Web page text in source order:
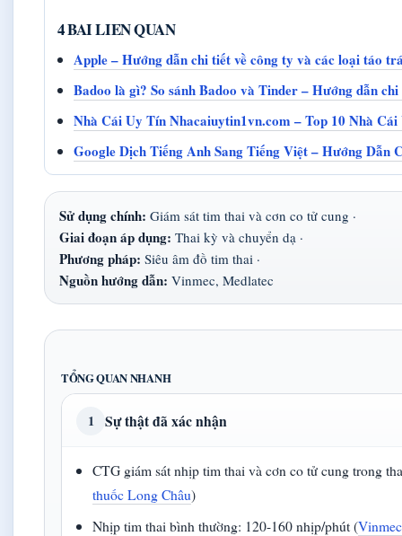
4 BAI LIEN QUAN
Apple – Hướng dẫn chi tiết về công ty và các loại táo
Badoo là gì? So sánh Badoo và Tinder – Hướng dẫn
Nhà Cái Uy Tín Nhacaiuytin1vn.com – Top 10 Nhà
Google Dịch Tiếng Anh Sang Tiếng Việt – Hướng Dẫn
Sử dụng chính: Giám sát tim thai và cơn co tử cung ·
Giai đoạn áp dụng: Thai kỳ và chuyển dạ ·
Phương pháp: Siêu âm đồ tim thai ·
Nguồn hướng dẫn: Vinmec, Medlatec
TỔNG QUAN NHANH
1 Sự thật đã xác nhận
CTG giám sát nhịp tim thai và cơn co tử cung trong
thuốc Long Châu)
Nhịp tim thai bình thường: 120-160 nhịp/phút (Vinmec